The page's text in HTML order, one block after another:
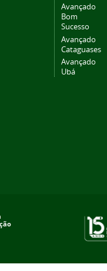
Avançado
Bom
Sucesso
Avançado
Cataguases
Avançado
Ubá